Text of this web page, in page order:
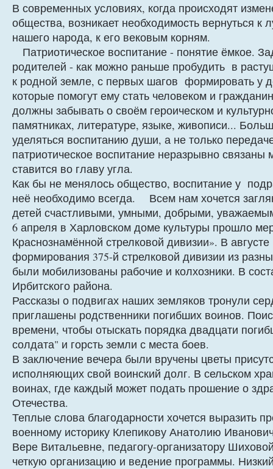
В современных условиях, когда происходят
общества, возникает необходимость вернуться
нашего народа, к его вековым корням.
Патриотическое воспитание - понятие ёмкое.
родителей - как можно раньше пробудить в
к родной земле, с первых шагов формировать у
которые помогут ему стать человеком и
должны забывать о своём героическом и
памятниках, литературе, языке, живописи...
уделяться воспитанию души, а не только
патриотическое воспитание неразрывно
ставится во главу угла.
Как бы не менялось общество, воспитание у
неё необходимо всегда. Всем нам хочется
детей счастливыми, умными, добрыми,
6 апреля в Харловском доме культуры прошло
Краснознамённой стрелковой дивизии». В
формирования 375-й стрелковой дивизии из
были мобилизованы рабочие и колхозники. В
Ирбитского района.
Рассказы о подвигах наших земляков тронули
приглашены родственники погибших воинов.
времени, чтобы отыскать порядка двадцати
солдата" и горсть земли с места боев.
В заключение вечера были вручены цветы
исполняющих свой воинский долг. В сельском
воинах, где каждый может подать прошение о
Отечества.
Теплые слова благодарности хочется выразить
военному историку Клепикову Анатолию
Вере Витальевне, педагогу-организатору
четкую организацию и ведение программы.